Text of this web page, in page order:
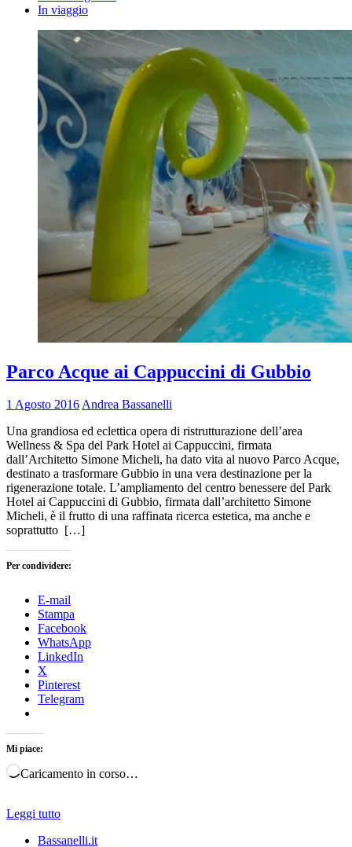
In viaggio
Parco Acque ai Cappuccini di Gubbio
1 Agosto 2016Andrea Bassanelli
Una grandiosa ed eclettica opera di ristrutturazione dell’area
Wellness & Spa del Park Hotel ai Cappuccini, firmata
dall’Architetto Simone Micheli, ha dato vita al nuovo Parco Acque,
destinato a trasformare Gubbio in una vera destinazione per la
rigenerazione totale. L’ampliamento del centro benessere del Park
Hotel ai Cappuccini di Gubbio, firmata dall’architetto Simone
Micheli, è il frutto di una raffinata ricerca estetica, ma anche e
soprattutto […]
Per condividere:
E-mail
Stampa
Facebook
WhatsApp
LinkedIn
X
Pinterest
Telegram
Mi piace:
Caricamento in corso…
Leggi tutto
Bassanelli.it